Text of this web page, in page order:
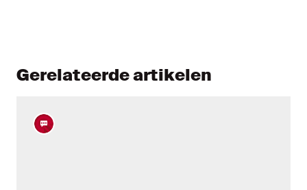
Gerelateerde artikelen